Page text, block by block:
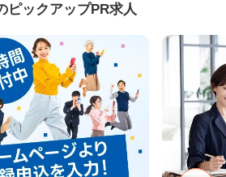
ピックアップPR求人